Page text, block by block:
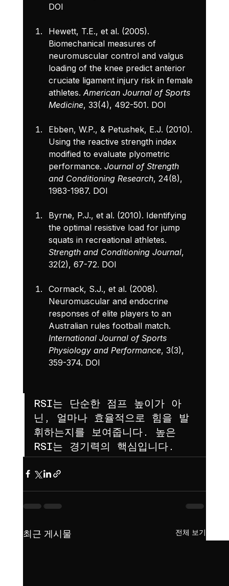
DOI
Hewett, T.E., et al. (2005).
Biomechanical measures of
neuromuscular control and valgus
loading of the knee predict anterior
cruciate ligament injury risk in female
athletes. American Journal of Sports
Medicine, 33(4), 492-501. DOI
Ebben, W.P., & Petushek, E.J. (2010).
Using the reactive strength index
modified to evaluate plyometric
performance. Journal of Strength
and Conditioning Research, 24(8),
1983-1987. DOI
Byrne, P.J., et al. (2010). Identifying
the optimal resistive load for jump
squats in recreational athletes.
Strength and Conditioning Journal,
32(2), 67-72. DOI
Cormack, S.J., et al. (2008).
Neuromuscular and endocrine
responses of elite players to an
Australian rules football match.
International Journal of Sports
Physiology and Performance, 3(3),
359-374. DOI
RSI는 단순한 점프 높이가 아
닌, 얼마나 효율적으로 힘을 발
휘하는지를 보여줍니다. 높은
RSI는 경기력의 핵심입니다.
최근 게시물 전체 보기